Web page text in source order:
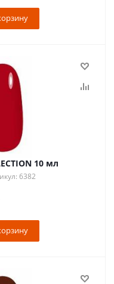
10 мл
6382